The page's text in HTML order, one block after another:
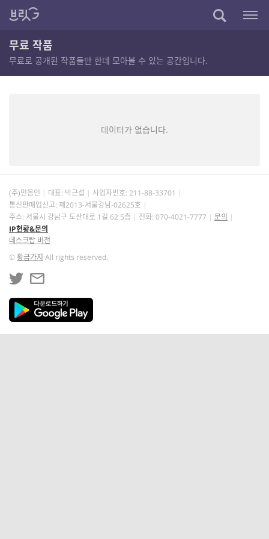
무료 작품
무료로 공개된 작품들만 한데 모아볼 수 있는 공간입니다.
데이터가 없습니다.
(주)민음인 대표: 박근섭 사업자번호: 211-88-33701
통신판매업신고: 제2013-서울강남-02625호
주소: 서울시 강남구 도산대로 1길 62 5층
전화: 070-4021-7777
문의
IP현황&문의
데스크탑 버전
©황금가지 All rights reserved.